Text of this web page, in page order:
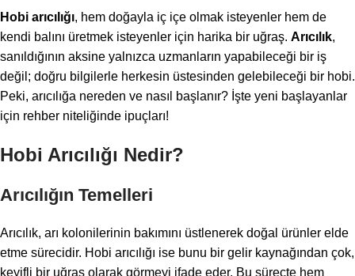
Hobi arıcılığı, hem doğayla iç içe olmak isteyenler hem de
kendi balını üretmek isteyenler için harika bir uğraş. Arıcılık,
sanıldığının aksine yalnızca uzmanların yapabileceği bir iş
değil; doğru bilgilerle herkesin üstesinden gelebileceği bir hobi.
Peki, arıcılığa nereden ve nasıl başlanır? İşte yeni başlayanlar
için rehber niteliğinde ipuçları!
Hobi Arıcılığı Nedir?
Arıcılığın Temelleri
Arıcılık, arı kolonilerinin bakımını üstlenerek doğal ürünler elde
etme sürecidir. Hobi arıcılığı ise bunu bir gelir kaynağından çok,
keyifli bir uğraş olarak görmeyi ifade eder. Bu süreçte hem